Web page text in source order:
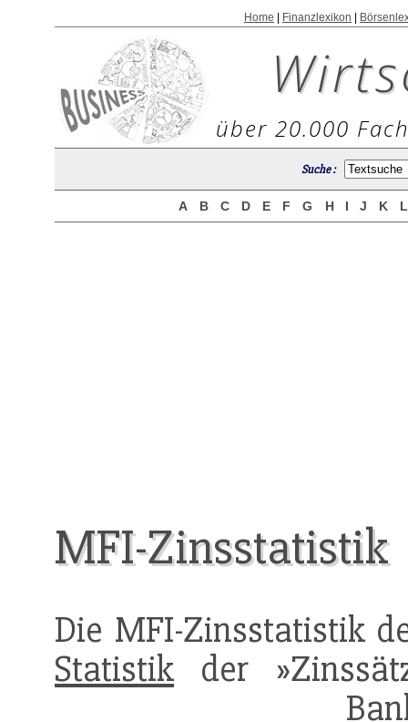
Home Finanzlexikon
über 20.000
Suche :
A B C D E F G H I J K
MFI-Zinsstatistik
Die MFI-Zinsstatistik
Statistik der